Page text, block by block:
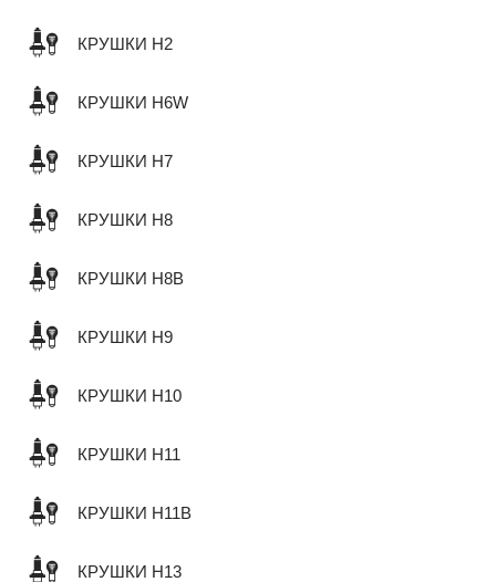
КРУШКИ H2
КРУШКИ H6W
КРУШКИ H7
КРУШКИ H8
КРУШКИ H8B
КРУШКИ H9
КРУШКИ H10
КРУШКИ H11
КРУШКИ H11B
КРУШКИ H13